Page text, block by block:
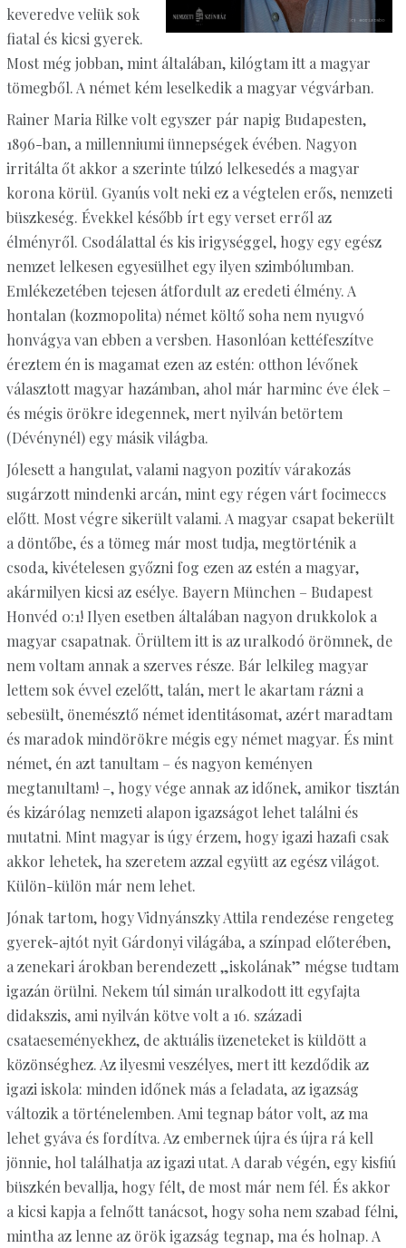
keveredve velük sok
fiatal és kicsi gyerek.
Most még jobban, mint általában, kilógtam itt a magyar
tömegből. A német kém leselkedik a magyar végvárban.
Rainer Maria Rilke volt egyszer pár napig Budapesten,
1896-ban, a millenniumi ünnepségek évében. Nagyon
irritálta őt akkor a szerinte túlzó lelkesedés a magyar
korona körül. Gyanús volt neki ez a végtelen erős, nemzeti
büszkeség. Évekkel később írt egy verset erről az
élményről. Csodálattal és kis irigységgel, hogy egy egész
nemzet lelkesen egyesülhet egy ilyen szimbólumban.
Emlékezetében tejesen átfordult az eredeti élmény. A
hontalan (kozmopolita) német költő soha nem nyugvó
honvágya van ebben a versben. Hasonlóan kettéfeszítve
éreztem én is magamat ezen az estén: otthon lévőnek
választott magyar hazámban, ahol már harminc éve élek –
és mégis örökre idegennek, mert nyilván betörtem
(Dévénynél) egy másik világba.
Jólesett a hangulat, valami nagyon pozitív várakozás
sugárzott mindenki arcán, mint egy régen várt focimeccs
előtt. Most végre sikerült valami. A magyar csapat bekerült
a döntőbe, és a tömeg már most tudja, megtörténik a
csoda, kivételesen győzni fog ezen az estén a magyar,
akármilyen kicsi az esélye. Bayern München – Budapest
Honvéd 0:1! Ilyen esetben általában nagyon drukkolok a
magyar csapatnak. Örültem itt is az uralkodó örömnek, de
nem voltam annak a szerves része. Bár lelkileg magyar
lettem sok évvel ezelőtt, talán, mert le akartam rázni a
sebesült, önemésztő német identitásomat, azért maradtam
és maradok mindörökre mégis egy német magyar. És mint
német, én azt tanultam – és nagyon keményen
megtanultam! –, hogy vége annak az időnek, amikor tisztán
és kizárólag nemzeti alapon igazságot lehet találni és
mutatni. Mint magyar is úgy érzem, hogy igazi hazafi csak
akkor lehetek, ha szeretem azzal együtt az egész világot.
Külön-külön már nem lehet.
Jónak tartom, hogy Vidnyánszky Attila rendezése rengeteg
gyerek-ajtót nyit Gárdonyi világába, a színpad előterében,
a zenekari árokban berendezett „iskolának” mégse tudtam
igazán örülni. Nekem túl simán uralkodott itt egyfajta
didakszis, ami nyilván kötve volt a 16. századi
csataeseményekhez, de aktuális üzeneteket is küldött a
közönséghez. Az ilyesmi veszélyes, mert itt kezdődik az
igazi iskola: minden időnek más a feladata, az igazság
változik a történelemben. Ami tegnap bátor volt, az ma
lehet gyáva és fordítva. Az embernek újra és újra rá kell
jönnie, hol találhatja az igazi utat. A darab végén, egy kisfiú
büszkén bevallja, hogy félt, de most már nem fél. És akkor
a kicsi kapja a felnőtt tanácsot, hogy soha nem szabad félni,
mintha az lenne az örök igazság tegnap, ma és holnap. A